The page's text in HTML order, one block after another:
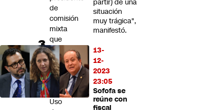
partir) de una
situación
muy trágica",
manifestó.
13-
12-
2023
23:05
Sofofa se
reúne con
fiscal
de
comisión
mixta
que
tramita
proyecto
sobre
Reglas
de
Uso